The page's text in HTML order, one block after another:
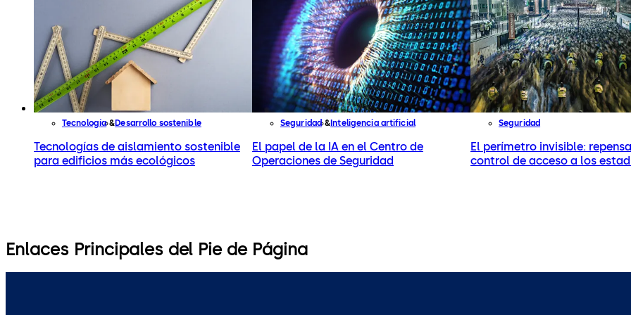
Tecnología Desarrollo sostenible
Tecnologías de aislamiento sostenible
para edificios más ecológicos
Seguridad Inteligencia artificial
El papel de la IA en el Centro de
Operaciones de Seguridad
Seguridad
El perímetro invisible:
control de acceso a los
Enlaces Principales del Pie de Página